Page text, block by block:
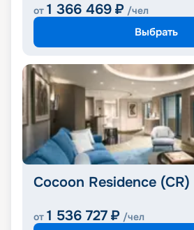
от 1 366 469 ₽ /чел
Выбрать
Cocoon Residence (CR)
от 1 536 727 ₽ /чел